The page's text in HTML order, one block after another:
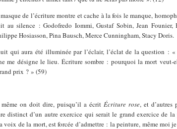
de l’écriture montre et cache à la fois le manque,
au silence : Godofredo Iommi, Gustaf Sobin, Jean Founier,
Hosiasson, Pina Bausch, Merce Cunningham, Stacy Doris.
qui aura été illuminée par l’éclair, l’éclat de la question :
me désigne le lieu. Écriture sombre : pourquoi la mort veut-
prix ? » (59)
on doit dire, puisqu’il a écrit Écriture rose, et d’autres
distinct d’un autre exercice qui serait le grand exercice de
de la mort, est forcée d’admettre : la peinture, même moi